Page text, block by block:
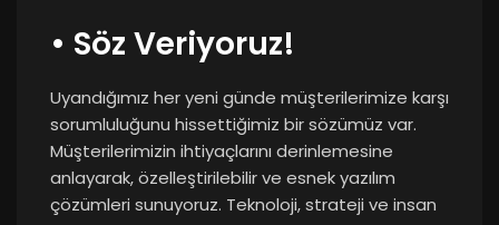
• Söz Veriyoruz!
Uyandığımız her yeni günde müşterilerimize karşı
sorumluluğunu hissettiğimiz bir sözümüz var.
Müşterilerimizin ihtiyaçlarını derinlemesine
anlayarak, özelleştirilebilir ve esnek yazılım
çözümleri sunuyoruz. Teknoloji, strateji ve insan